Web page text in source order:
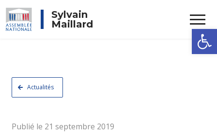
Ouvrir
Sylvain
Maillard
Actualités
Publié le 21 septembre 2019